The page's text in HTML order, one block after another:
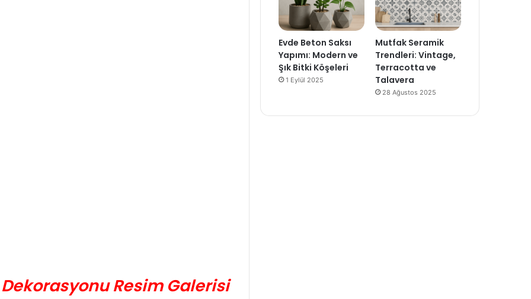
Resim Galerisi
Evde Beton Saksı
Yapımı: Modern ve
Şık Bitki Köşeleri
1 Eylül 2025
Mutfak Seramik
Trendleri: Vintage,
Terracotta ve
Talavera
28 Ağustos 2025